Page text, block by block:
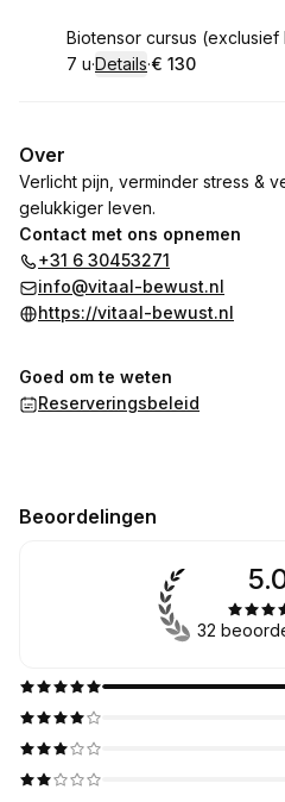
Boek
Biotensor cursus (exclusief
. Duur:
7 u·Details·
.Prijs:
€ 130
Over
Verlicht pijn, verminder stress &
gelukkiger leven.
Contact met ons opnemen
+31 6 30453271
info@vitaal-bewust.nl
https://vitaal-bewust.nl
Goed om te weten
Reserveringsbeleid
Beoordelingen
32